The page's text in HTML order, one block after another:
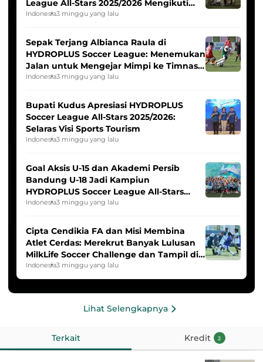
League All-Stars 2025/2026 Mengikuti
Seleksi Timnas Indonesia Putri
Indonesia3 minggu yang lalu
Sepak Terjang Albianca Raula di
HYDROPLUS Soccer League: Menemukan
Jalan untuk Mengejar Mimpi ke Timnas
Indonesia Putri
Indonesia3 minggu yang lalu
Bupati Kudus Apresiasi HYDROPLUS
Soccer League All-Stars 2025/2026:
Selaras Visi Sports Tourism
Indonesia3 minggu yang lalu
Goal Aksis U-15 dan Akademi Persib
Bandung U-18 Jadi Kampiun
HYDROPLUS Soccer League All-Stars
2025/2026
Indonesia3 minggu yang lalu
Cipta Cendikia FA dan Misi Membina
Atlet Cerdas: Merekrut Banyak Lulusan
MilkLife Soccer Challenge dan Tampil di
HYDROPLUS Soccer League
Indonesia3 minggu yang lalu
Lihat Selengkapnya
Terkait Kredit 2